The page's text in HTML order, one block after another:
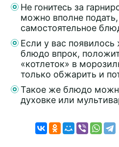
Не гонитесь за
можно вполне
самостоятельное
Если у вас появилось
блюдо впрок,
«котлеток» в
только обжарить и
Такое же блюдо
духовке или